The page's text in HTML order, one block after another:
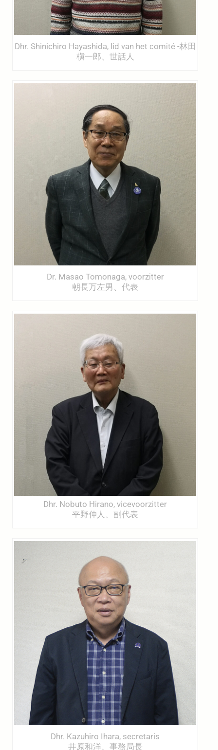
Dhr. Shinichiro Hayashida, lid van het comité -林田
槇一郎、世話人
Dr. Masao Tomonaga, voorzitter
朝長万左男、代表
Dhr. Nobuto Hirano, vicevoorzitter
平野伸人、副代表
Dhr. Kazuhiro Ihara, secretaris
井原和洋、事務局長